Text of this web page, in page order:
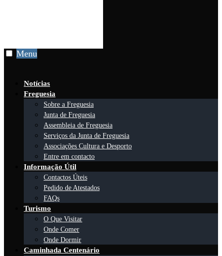
Menu
Notícias
Freguesia
Sobre a Freguesia
Junta de Freguesia
Assembleia de Freguesia
Serviços da Junta de Freguesia
Associações Cultura e Desporto
Entre em contacto
Informação Útil
Contactos Úteis
Pedido de Atestados
FAQs
Turismo
O Que Visitar
Onde Comer
Onde Dormir
Caminhada Centenário